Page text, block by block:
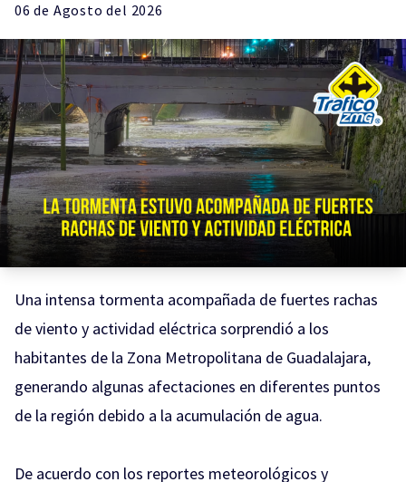
06 de Agosto del 2026
Una intensa tormenta acompañada de fuertes rachas
de viento y actividad eléctrica sorprendió a los
habitantes de la Zona Metropolitana de Guadalajara,
generando algunas afectaciones en diferentes puntos
de la región debido a la acumulación de agua.
De acuerdo con los reportes meteorológicos y